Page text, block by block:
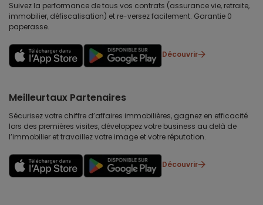
Suivez la performance de tous vos contrats (assurance vie, retraite,
immobilier, défiscalisation) et re-versez facilement. Garantie 0
paperasse.
Découvrir
Meilleurtaux Partenaires
Sécurisez votre chiffre d’affaires immobilières, gagnez en efficacité
lors des premières visites, développez votre business au delà de
l’immobilier et travaillez votre image et votre réputation.
Découvrir